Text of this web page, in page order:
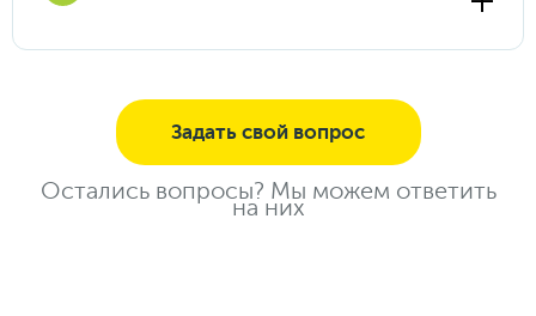
заверяют и отправляют по всем
личный кабинет, где Вы сможете оплатить
экскурсии и туры, создать заявку,
посмотреть совершенные поездки и
информацию по ним. По всем вопросам
просим общаться к нашим менеджерам.
Задать свой вопрос
Остались вопросы? Мы можем ответить
на них